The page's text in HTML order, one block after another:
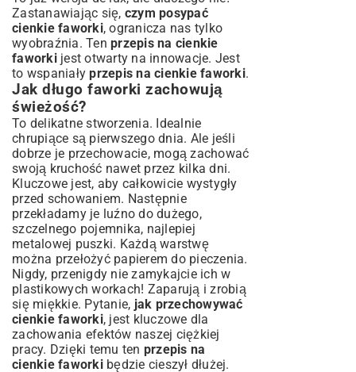
Zastanawiając się, czym posypać
cienkie faworki, ogranicza nas tylko
wyobraźnia. Ten przepis na cienkie
faworkijest otwarty na innowacje. Jest
to wspaniałyprzepis na cienkie faworki.
Jak długo faworki zachowują
świeżość?
To delikatne stworzenia. Idealnie
chrupiące są pierwszego dnia. Ale jeśli
dobrze je przechowacie, mogą zachować
swoją kruchość nawet przez kilka dni.
Kluczowe jest, aby całkowicie wystygły
przed schowaniem. Następnie
przekładamy je luźno do dużego,
szczelnego pojemnika, najlepiej
metalowej puszki. Każdą warstwę
można przełożyć papierem do pieczenia.
Nigdy, przenigdy nie zamykajcie ich w
plastikowych workach! Zaparują i zrobią
się miękkie. Pytanie, jak przechowywać
cienkie faworki, jest kluczowe dla
zachowania efektów naszej ciężkiej
pracy. Dzięki temu ten przepis na
cienkie faworkibędzie cieszył dłużej.